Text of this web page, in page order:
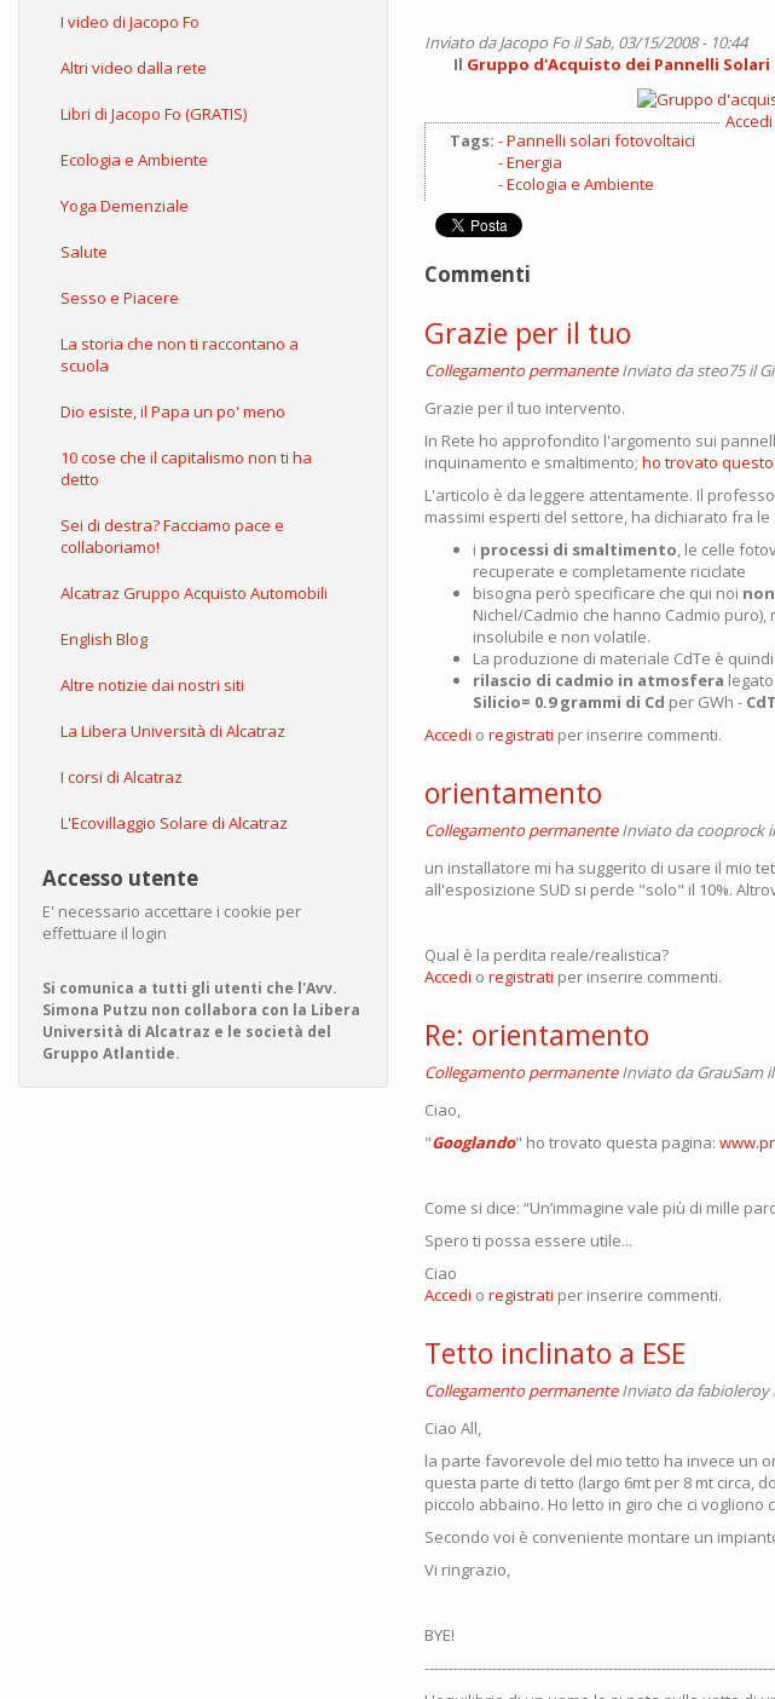
I video di Jacopo Fo
Altri video dalla rete
Libri di Jacopo Fo (GRATIS)
Ecologia e Ambiente
Yoga Demenziale
Salute
Sesso e Piacere
La storia che non ti raccontano a
scuola
Dio esiste, il Papa un po' meno
10 cose che il capitalismo non ti ha
detto
Sei di destra? Facciamo pace e
collaboriamo!
Alcatraz Gruppo Acquisto Automobili
English Blog
Altre notizie dai nostri siti
La Libera Università di Alcatraz
I corsi di Alcatraz
L'Ecovillaggio Solare di Alcatraz
Accesso utente
E' necessario accettare i cookie per
effettuare il login
Si comunica a tutti gli utenti che l'Avv.
Simona Putzu non collabora con la Libera
Università di Alcatraz e le società del
Gruppo Atlantide.
Inviato daJacopo Fo il Sab, 03/15/2008 - 10:44
Il Gruppo d'Acquisto dei Pannelli
Tags:
Pannelli solari fotovoltaici
Energia
Ecologia e Ambiente
Accedi
Commenti
Grazie per il tuo
Collegamento permanente Inviato da steo75il
Grazie per il tuo intervento.
In Rete ho approfondito l'argomento sui
inquinamento e smaltimento; ho trovato
L'articolo è da leggere attentamente. Il
massimi esperti del settore, ha dichiarato fra le
i processi di smaltimento , le celle
recuperate e completamente riciclate
bisogna però specificare che qui noi
Nichel/Cadmio che hanno Cadmio puro),
insolubile e non volatile.
La produzione di materiale CdTe è
rilascio di cadmio in atmosfera
Silicio= 0.9 grammi di Cd per GWh -
Accedi o registrati per inserire commenti.
orientamento
Collegamento permanente Inviato dacooprockil
un installatore mi ha suggerito di usare il mio
all'esposizione SUD si perde "solo" il 10%.
Qual è la perdita reale/realistica?
Accedi o registrati per inserire commenti.
Re: orientamento
Collegamento permanente Inviato daGrauSamil
Ciao,
"Googlando" ho trovato questa pagina:
Come si dice: “Un’immagine vale più di mille
Spero ti possa essere utile...
Ciao
Accedi o registrati per inserire commenti.
Tetto inclinato a ESE
Collegamento permanente Inviato dafabioleroy
Ciao All,
la parte favorevole del mio tetto ha invece un
questa parte di tetto (largo 6mt per 8 mt circa,
piccolo abbaino. Ho letto in giro che ci
Secondo voi è conveniente montare un
Vi ringrazio,
BYE!